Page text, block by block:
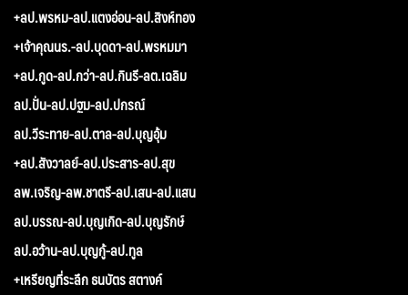
+ลป.พรหม-ลป.แตงอ่อน-ลป.สิงห์ทอง
+เจ้าคุณนร.-ลป.บุดดา-ลป.พรหมมา
+ลป.กูด-ลป.กว่า-ลป.กินรี-ลต.เฉลิม
ลป.ปั่น-ลป.ปฐม-ลป.ปกรณ์
ลป.วีระทาย-ลป.ตาล-ลป.บุญอุ้ม
+ลป.สังวาลย์-ลป.ประสาร-ลป.สุข
ลพ.เจริญ-ลพ.ชาตรี-ลป.เสน-ลป.แสน
ลป.บรรณ-ลป.บุญเกิด-ลป.บุญรักษ์
ลป.อว้าน-ลป.บุญกู้-ลป.ทูล
+เหรียญที่ระลึก ธนบัตร สตางค์